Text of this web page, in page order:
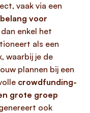
vaak via een
voor
enkel het
als een
waarbij je de
plannen bij een
crowdfunding-
grote groep
ook